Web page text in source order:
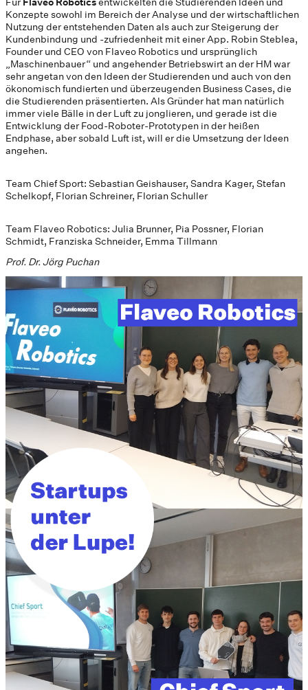
Konzepte sowohl im Bereich der Analyse und der wirtschaftlichen
Nutzung der entstehenden Daten als auch zur Steigerung der
Kundenbindung und -zufriedenheit mit einer App. Robin Steblea,
Founder und CEO von Flaveo Robotics und ursprünglich
„Maschinenbauer“ und angehender Betriebswirt an der HM war
sehr angetan von den Ideen der Studierenden und auch von den
ökonomisch fundierten und überzeugenden Business Cases, die
die Studierenden präsentierten. Als Gründer hat man natürlich
immer viele Bälle in der Luft zu jonglieren, und gerade ist die
Entwicklung der Food-Roboter-Prototypen in der heißen
Endphase, aber sobald Luft ist, will er die Umsetzung der Ideen
angehen.
Team Chief Sport: Sebastian Geishauser, Sandra Kager, Stefan
Schelkopf, Florian Schreiner, Florian Schuller
Team Flaveo Robotics: Julia Brunner, Pia Possner, Florian
Schmidt, Franziska Schneider, Emma Tillmann
Prof. Dr. Jörg Puchan